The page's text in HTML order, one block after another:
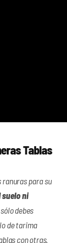
Tablas
ranuras para su
ni
debes
de tarima
con otras.